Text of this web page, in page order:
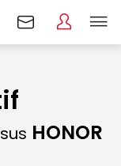
HONOR